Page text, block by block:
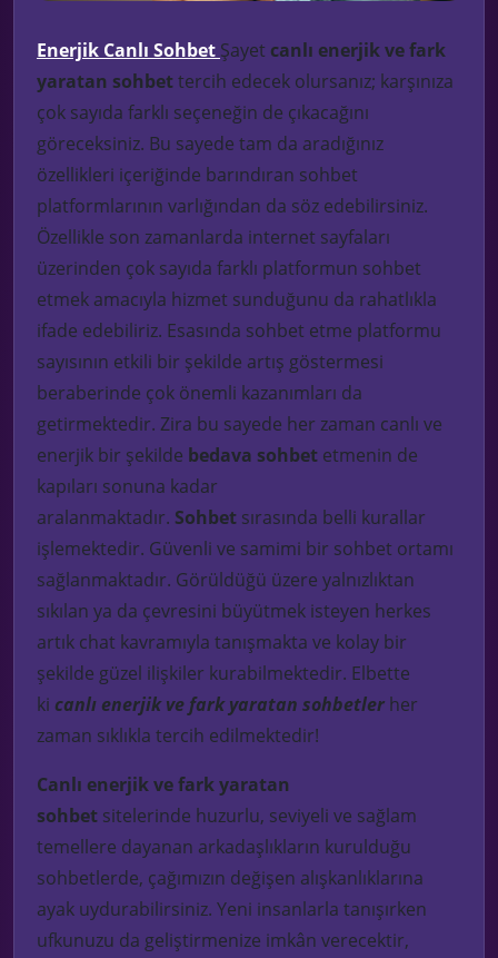
Enerjik Canlı Sohbet Şayet canlı enerjik ve fark
yaratan sohbettercih edecek olursanız; karşınıza
çok sayıda farklı seçeneğin de çıkacağını
göreceksiniz. Bu sayede tam da aradığınız
özellikleri içeriğinde barındıran sohbet
platformlarının varlığından da söz edebilirsiniz.
Özellikle son zamanlarda internet sayfaları
üzerinden çok sayıda farklı platformun sohbet
etmek amacıyla hizmet sunduğunu da rahatlıkla
ifade edebiliriz. Esasında sohbet etme platformu
sayısının etkili bir şekilde artış göstermesi
beraberinde çok önemli kazanımları da
getirmektedir. Zira bu sayede her zaman canlı ve
enerjik bir şekilde bedava sohbet etmenin de
kapıları sonuna kadar
aralanmaktadır. Sohbet sırasında belli kurallar
işlemektedir. Güvenli ve samimi bir sohbet ortamı
sağlanmaktadır. Görüldüğü üzere yalnızlıktan
sıkılan ya da çevresini büyütmek isteyen herkes
artık chat kavramıyla tanışmakta ve kolay bir
şekilde güzel ilişkiler kurabilmektedir. Elbette
ki canlı enerjik ve fark yaratan sohbetler her
zaman sıklıkla tercih edilmektedir!
Canlı enerjik ve fark yaratan
sohbet sitelerinde huzurlu, seviyeli ve sağlam
temellere dayanan arkadaşlıkların kurulduğu
sohbetlerde, çağımızın değişen alışkanlıklarına
ayak uydurabilirsiniz. Yeni insanlarla tanışırken
ufkunuzu da geliştirmenize imkân verecektir,